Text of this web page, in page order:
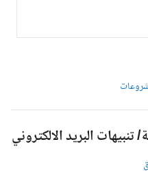
البريد الالكتروني